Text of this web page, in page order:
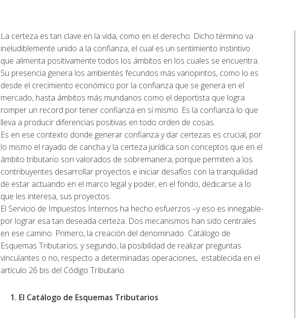
La certeza es tan clave en la vida, como en el derecho. Dicho término va
ineludiblemente unido a la confianza, el cual es un sentimiento instintivo
que alimenta positivamente todos los ámbitos en los cuales se encuentra.
Su presencia genera los ambientes fecundos más variopintos, como lo es
desde el crecimiento económico por la confianza que se genera en el
mercado, hasta ámbitos más mundanos como el deportista que logra
romper un record por tener confianza en sí mismo. Es la confianza lo que
lleva a producir diferencias positivas en todo orden de cosas.
Es en ese contexto donde generar confianza y dar certezas es crucial, por
lo mismo el rayado de cancha y la certeza jurídica son conceptos que en el
ámbito tributario son valorados de sobremanera, porque permiten a los
contribuyentes desarrollar proyectos e iniciar desafíos con la tranquilidad
de estar actuando en el marco legal y poder, en el fondo, dedicarse a lo
que les interesa, sus proyectos.
El Servicio de Impuestos Internos ha hecho esfuerzos –y eso es innegable-
por lograr esa tan deseada certeza. Dos mecanismos han sido centrales
en ese camino. Primero, la creación del denominado Catálogo de
Esquemas Tributarios; y segundo, la posibilidad de realizar preguntas
vinculantes o no, respecto a determinadas operaciones, establecida en el
artículo 26 bis del Código Tributario.
1. El Catálogo de Esquemas Tributarios